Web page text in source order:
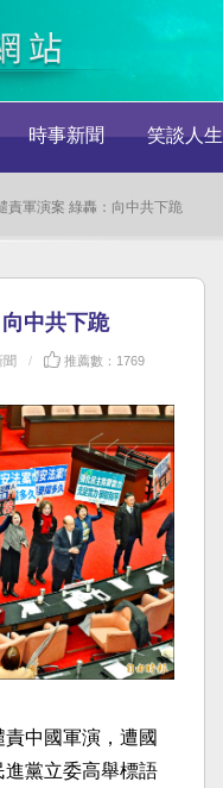
時事新聞 笑談人生
責軍演案 綠轟：向中共下跪
中共下跪
聞 推薦數：1769
中國軍演，遭國
進黨立委高舉標語